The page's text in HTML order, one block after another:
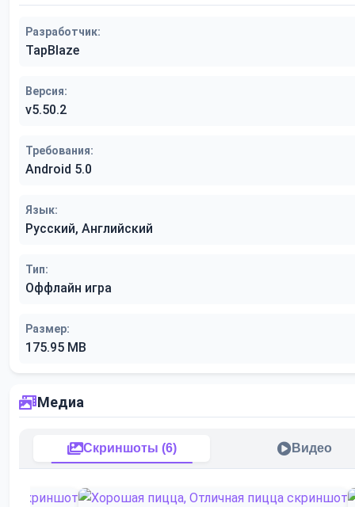
Разработчик:
TapBlaze
Версия:
v5.50.2
Требования:
Android 5.0
Язык:
Русский, Английский
Тип:
Оффлайн игра
Размер:
175.95 MB
Медиа
Скриншоты (6) Видео